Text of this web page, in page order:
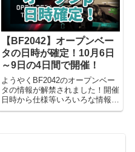
【BF2042】オープンベー
タの日時が確定！10月6日
～9日の4日間で開催！
ようやくBF2042のオープンベー
タの情報が解禁されました！開催
日時から仕様等いろいろな情報が
公開されたので、それらについて